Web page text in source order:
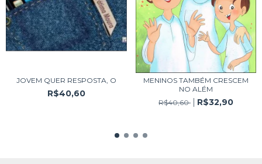
JOVEM QUER RESPOSTA, O
R$40,60
MENINOS TAMBÉM CRESCEM
NO ALÉM
R$40,60
R$32,90